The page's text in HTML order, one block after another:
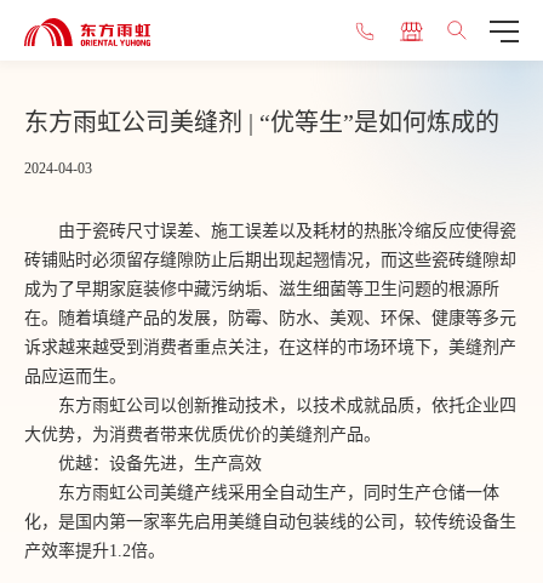
东方雨虹公司美缝剂 | “优等生”是如何炼成的
2024-04-03
由于瓷砖尺寸误差、施工误差以及耗材的热胀冷缩反应使得瓷
砖铺贴时必须留存缝隙防止后期出现起翘情况，而这些瓷砖缝隙却
成为了早期家庭装修中藏污纳垢、滋生细菌等卫生问题的根源所
在。随着填缝产品的发展，防霉、防水、美观、环保、健康等多元
诉求越来越受到消费者重点关注，在这样的市场环境下，美缝剂产
品应运而生。
东方雨虹公司以创新推动技术，以技术成就品质，依托企业四
大优势，为消费者带来优质优价的美缝剂产品。
优越：设备先进，生产高效
东方雨虹公司美缝产线采用全自动生产，同时生产仓储一体
化，是国内第一家率先启用美缝自动包装线的公司，较传统设备生
产效率提升1.2倍。